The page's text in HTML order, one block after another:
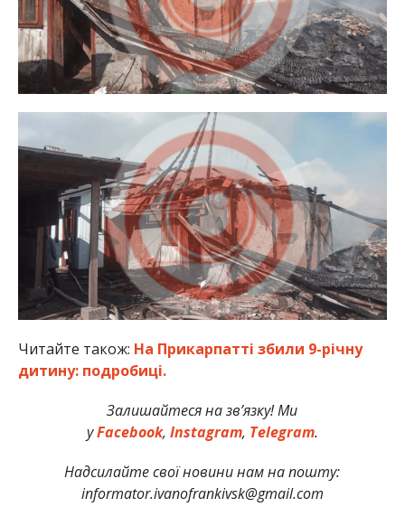
Читайте також: На Прикарпатті збили 9-річну
дитину: подробиці.
Залишайтеся на зв’язку! Ми
уFacebook, Instagram, Telegram.
Надсилайте свої новини нам на пошту:
informator.ivanofrankivsk@gmail.com